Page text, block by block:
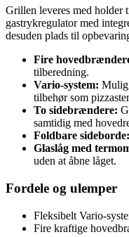
Grillen leveres med holder
gastrykregulator med
desuden plads til
Fire
tilberedning.
Vario-system:
tilbehør som
To sidebrændere:
samtidig med
Foldbare sideborde:
Glaslåg med
uden at åbne låget.
Fordele og ulemper
Fleksibelt Vario-
Fire kraftige